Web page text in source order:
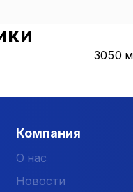
3050
Компания
О нас
Новости